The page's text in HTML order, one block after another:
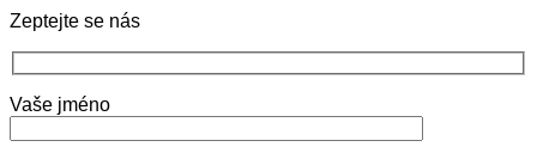
Zeptejte se nás
Vaše jméno